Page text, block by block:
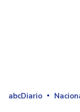
abcDiario